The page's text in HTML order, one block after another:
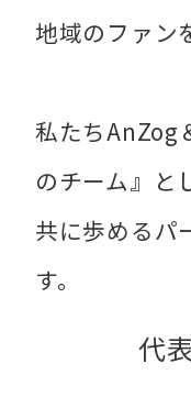
地域のファン
私たちAnZog
のチーム』と
共に歩めるパ
す。
代